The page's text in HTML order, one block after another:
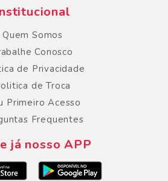
Quem Somos
Conosco
de Privacidade
de Troca
Primeiro Acesso
Frequentes
já nosso APP